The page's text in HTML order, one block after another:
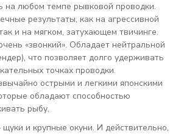
на любом темпе рывковой проводки.
результаты, как на агрессивной
и на мягком, затухающем твичинге.
«звонкий». Обладает нейтральной
что позволяет долго удерживать
точках проводки.
острыми и легкими японскими
обладают способностью
рыбу.
и крупные окуни. И действительно,